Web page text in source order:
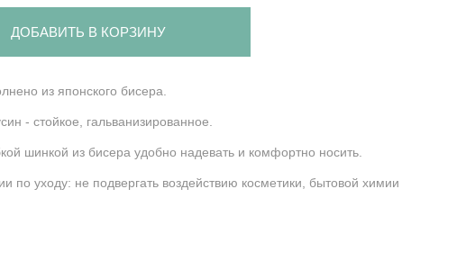
ДОБАВИТЬ В КОРЗИНУ
из японского бисера.
- стойкое, гальванизированное.
шинкой из бисера удобно надевать и комфортно носить.
по уходу: не подвергать воздействию косметики, бытовой химии